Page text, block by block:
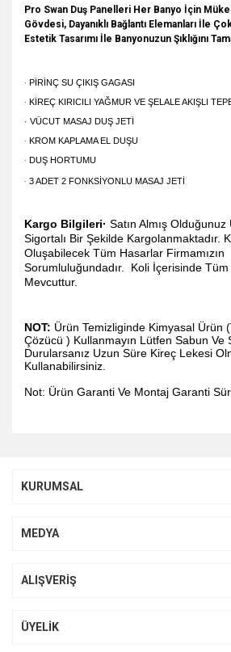
Pro Swan Duş Panelleri Her Banyo İçin
Gövdesi, Dayanıklı Bağlantı Elemanları İle
Estetik Tasarımı İle Banyonuzun Şıklığını
· PİRİNÇ SU ÇIKIŞ GAGASI
· KİREÇ KIRICILI YAĞMUR VE ŞELALE AKIŞLI
· VÜCUT MASAJ DUŞ JETİ
· KROM KAPLAMA EL DUŞU
· DUŞ HORTUMU
· 3 ADET 2 FONKSİYONLU MASAJ JETİ
Kargo Bilgileri· Satın Almış
Sigortalı Bir Şekilde Kargolanmaktadır.
Oluşabilecek Tüm Hasarlar Firmamızın
Sorumluluğundadır. Koli İçerisinde
Mevcuttur.
NOT: Ürün Temizliginde Kimyasal Ürün
Çözücü ) Kullanmayın Lütfen Sabun Ve
Durularsanız Uzun Süre Kireç Lekesi
Kullanabilirsiniz.
Not: Ürün Garanti Ve Montaj Garanti
Görüş ve önerileriniz için teşekkür ederiz.
Ürün resmi kalitesiz, bozuk veya
Ürün bilgilerinde hatalar bulunuyor.
KURUMSAL
MEDYA
ALIŞVERİŞ
ÜYELİK